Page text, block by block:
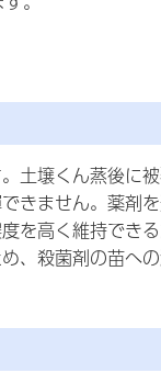
土壌くん蒸後に
きません。薬剤
を高く維持でき
、殺菌剤の苗へ